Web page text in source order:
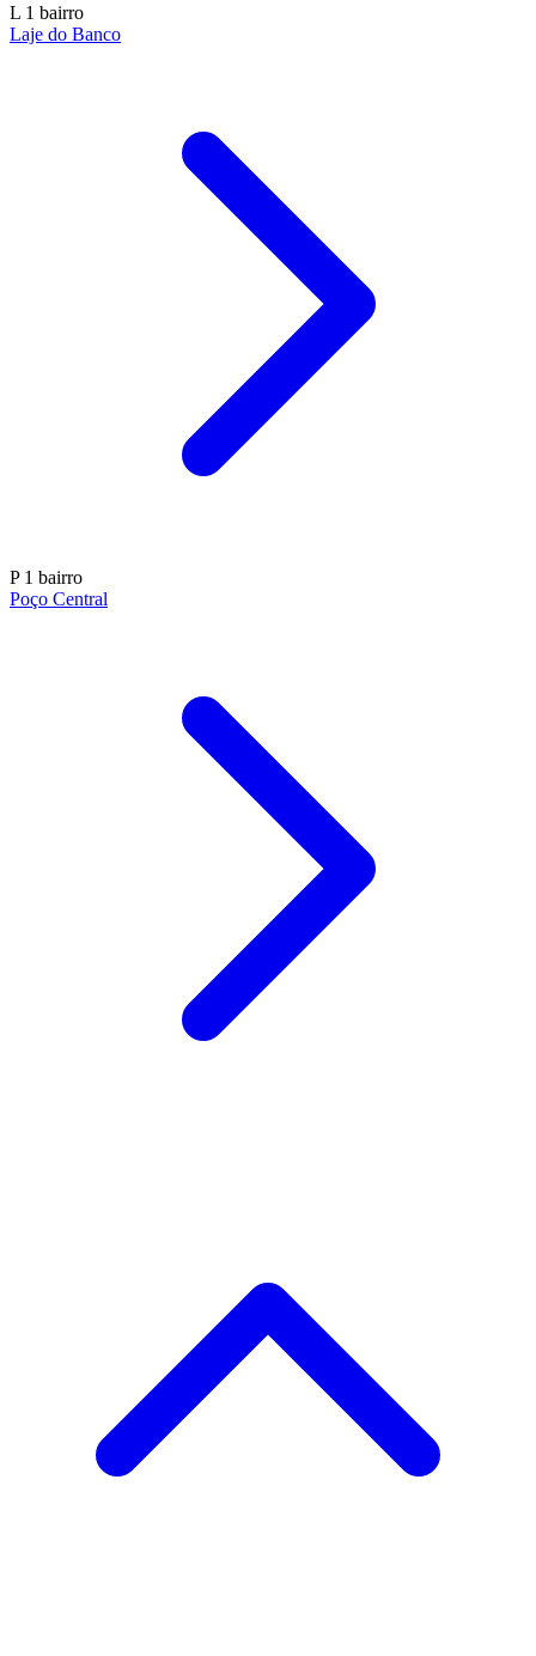
L 1 bairro
Laje do Banco
P 1 bairro
Poço Central